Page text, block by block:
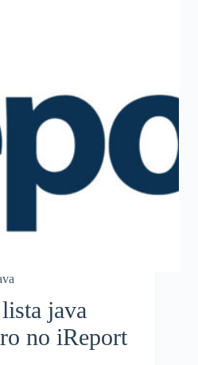
java
no iReport